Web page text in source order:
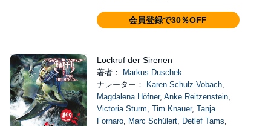
会員登録で30％OFF
Lockruf der Sirenen
著者：
Markus Duschek
ナレーター：
Karen Schulz-Vobach,
Magdalena Höfner, Anke Reitzenstein,
Victoria Sturm, Tim Knauer, Tanja
Fornaro, Marc Schülert, Detlef Tams,